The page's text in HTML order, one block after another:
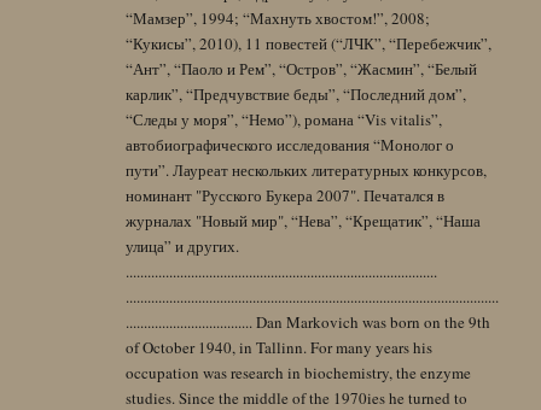
“Мамзер”, 1994; “Махнуть хвостом!”, 2008;
“Кукисы”, 2010), 11 повестей (“ЛЧК”, “Перебежчик”,
“Ант”, “Паоло и Рем”, “Остров”, “Жасмин”, “Белый
карлик”, “Предчувствие беды”, “Последний дом”,
“Следы у моря”, “Немо”), романа “Vis vitalis”,
автобиографического исследования “Монолог о
пути”. Лауреат нескольких литературных конкурсов,
номинант "Русского Букера 2007". Печатался в
журналах "Новый мир", “Нева”, “Крещатик”, “Наша
улица” и других.
......................................................................................
.......................................................................................................
................................... Dan Markovich was born on the 9th
of October 1940, in Tallinn. For many years his
occupation was research in biochemistry, the enzyme
studies. Since the middle of the 1970ies he turned to